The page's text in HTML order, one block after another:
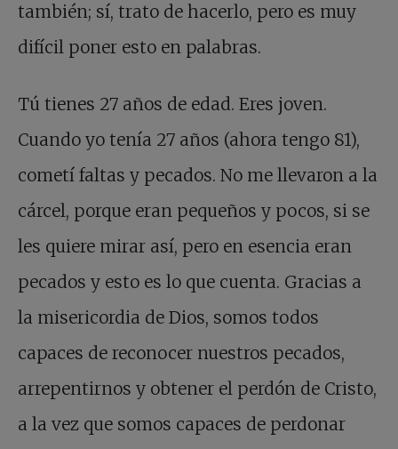
también; sí, trato de hacerlo, pero es muy
difícil poner esto en palabras.
Tú tienes 27 años de edad. Eres joven.
Cuando yo tenía 27 años (ahora tengo 81),
cometí faltas y pecados. No me llevaron a la
cárcel, porque eran pequeños y pocos, si se
les quiere mirar así, pero en esencia eran
pecados y esto es lo que cuenta. Gracias a
la misericordia de Dios, somos todos
capaces de reconocer nuestros pecados,
arrepentirnos y obtener el perdón de Cristo,
a la vez que somos capaces de perdonar